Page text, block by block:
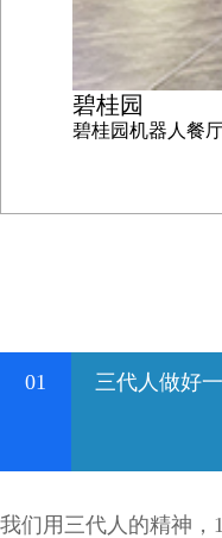
碧桂园
碧桂园机器人餐
01 三代人做好
我们用三代人的精神，